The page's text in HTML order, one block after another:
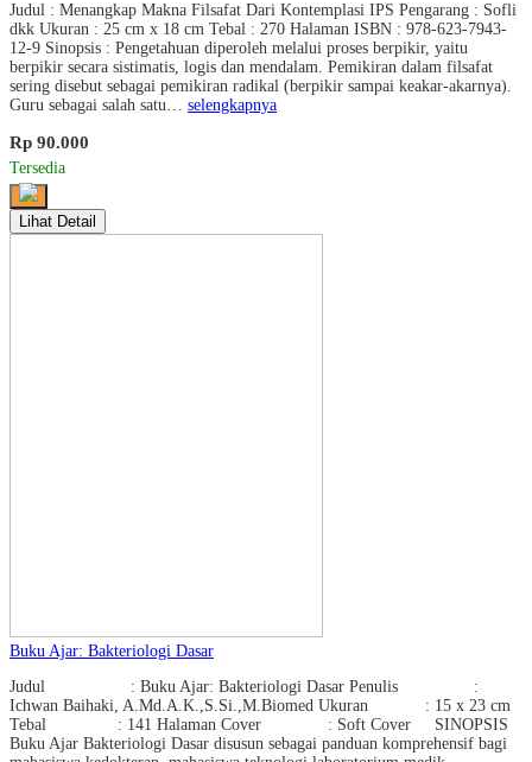
Judul : Menangkap Makna Filsafat Dari Kontemplasi IPS Pengarang : Sofli
dkk Ukuran : 25 cm x 18 cm Tebal : 270 Halaman ISBN : 978-623-7943-
12-9 Sinopsis : Pengetahuan diperoleh melalui proses berpikir, yaitu
berpikir secara sistimatis, logis dan mendalam. Pemikiran dalam filsafat
sering disebut sebagai pemikiran radikal (berpikir sampai keakar-akarnya).
Guru sebagai salah satu… selengkapnya
Rp 90.000
Tersedia
Lihat Detail
Buku Ajar: Bakteriologi Dasar
Judul : Buku Ajar: Bakteriologi Dasar Penulis :
Ichwan Baihaki, A.Md.A.K.,S.Si.,M.Biomed Ukuran : 15 x 23 cm
Tebal : 141 Halaman Cover : Soft Cover SINOPSIS
Buku Ajar Bakteriologi Dasar disusun sebagai panduan komprehensif bagi